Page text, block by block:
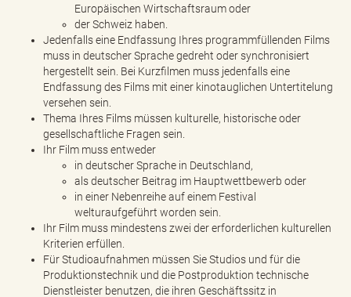
Europäischen Wirtschaftsraum oder
der Schweiz haben.
Jedenfalls eine Endfassung Ihres programmfüllenden Films
muss in deutscher Sprache gedreht oder synchronisiert
hergestellt sein. Bei Kurzfilmen muss jedenfalls eine
Endfassung des Films mit einer kinotauglichen Untertitelung
versehen sein.
Thema Ihres Films müssen kulturelle, historische oder
gesellschaftliche Fragen sein.
Ihr Film muss entweder
in deutscher Sprache in Deutschland,
als deutscher Beitrag im Hauptwettbewerb oder
in einer Nebenreihe auf einem Festival
welturaufgeführt worden sein.
Ihr Film muss mindestens zwei der erforderlichen kulturellen
Kriterien erfüllen.
Für Studioaufnahmen müssen Sie Studios und für die
Produktionstechnik und die Postproduktion technische
Dienstleister benutzen, die ihren Geschäftssitz in